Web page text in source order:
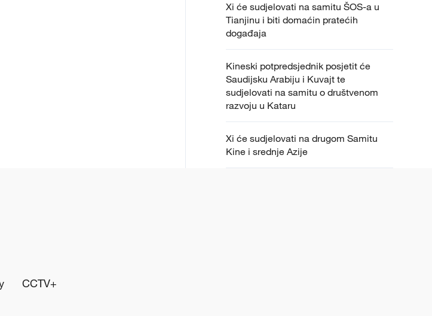
Xi će sudjelovati na samitu ŠOS-a u
Tianjinu i biti domaćin pratećih
događaja
Kineski potpredsjednik posjetit će
Saudijsku Arabiju i Kuvajt te
sudjelovati na samitu o društvenom
razvoju u Kataru
Xi će sudjelovati na drugom Samitu
Kine i srednje Azije
CCTV+